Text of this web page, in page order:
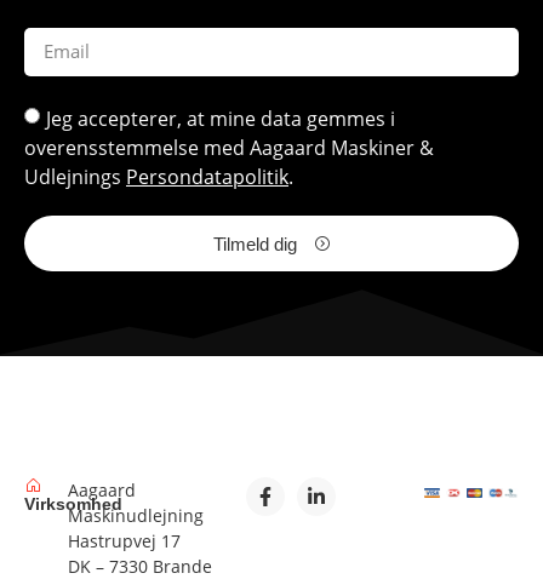
Jeg accepterer, at mine data gemmes i
overensstemmelse med Aagaard Maskiner &
Udlejnings Persondatapolitik.
Tilmeld dig
Virksomhed
Aagaard
Maskinudlejning
Hastrupvej 17
DK – 7330 Brande